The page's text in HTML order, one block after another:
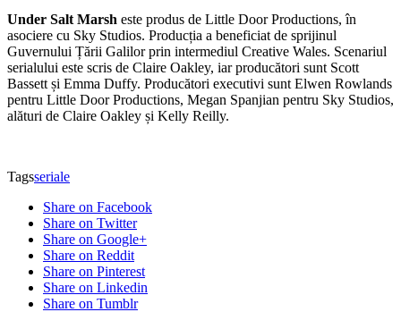
Under Salt Marsh este produs de Little Door Productions, în
asociere cu Sky Studios. Producția a beneficiat de sprijinul
Guvernului Țării Galilor prin intermediul Creative Wales. Scenariul
serialului este scris de Claire Oakley, iar producători sunt Scott
Bassett și Emma Duffy. Producători executivi sunt Elwen Rowlands
pentru Little Door Productions, Megan Spanjian pentru Sky Studios,
alături de Claire Oakley și Kelly Reilly.
Tagsseriale
Share on Facebook
Share on Twitter
Share on Google+
Share on Reddit
Share on Pinterest
Share on Linkedin
Share on Tumblr